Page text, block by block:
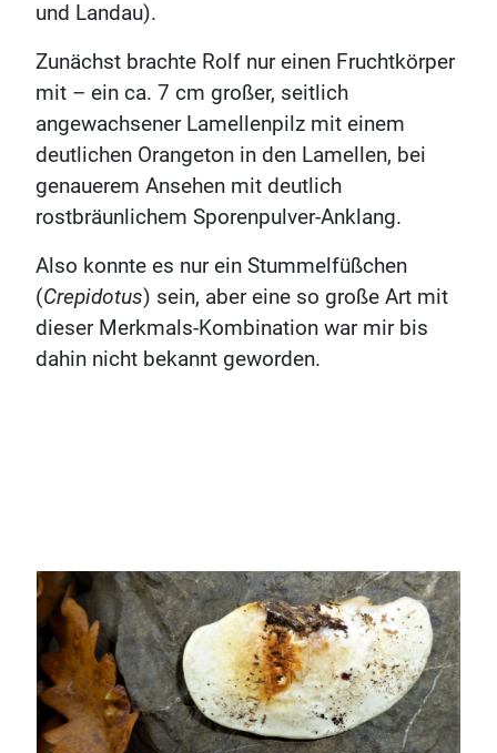
und Landau).
Zunächst brachte Rolf nur einen Fruchtkörper
mit – ein ca. 7 cm großer, seitlich
angewachsener Lamellenpilz mit einem
deutlichen Orangeton in den Lamellen, bei
genauerem Ansehen mit deutlich
rostbräunlichem Sporenpulver-Anklang.
Also konnte es nur ein Stummelfüßchen
(Crepidotus) sein, aber eine so große Art mit
dieser Merkmals-Kombination war mir bis
dahin nicht bekannt geworden.